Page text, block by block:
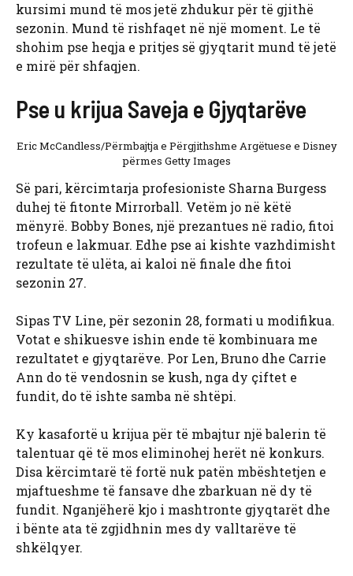
kursimi mund të mos jetë zhdukur për të gjithë
sezonin. Mund të rishfaqet në një moment. Le të
shohim pse heqja e pritjes së gjyqtarit mund të jetë
e mirë për shfaqjen.
Pse u krijua Saveja e Gjyqtarëve
Eric McCandless/Përmbajtja e Përgjithshme Argëtuese e Disney
përmes Getty Images
Së pari, kërcimtarja profesioniste Sharna Burgess
duhej të fitonte Mirrorball. Vetëm jo në këtë
mënyrë. Bobby Bones, një prezantues në radio, fitoi
trofeun e lakmuar. Edhe pse ai kishte vazhdimisht
rezultate të ulëta, ai kaloi në finale dhe fitoi
sezonin 27.
Sipas TV Line, për sezonin 28, formati u modifikua.
Votat e shikuesve ishin ende të kombinuara me
rezultatet e gjyqtarëve. Por Len, Bruno dhe Carrie
Ann do të vendosnin se kush, nga dy çiftet e
fundit, do të ishte samba në shtëpi.
Ky kasafortë u krijua për të mbajtur një balerin të
talentuar që të mos eliminohej herët në konkurs.
Disa kërcimtarë të fortë nuk patën mbështetjen e
mjaftueshme të fansave dhe zbarkuan në dy të
fundit. Nganjëherë kjo i mashtronte gjyqtarët dhe
i bënte ata të zgjidhnin mes dy valltarëve të
shkëlqyer.